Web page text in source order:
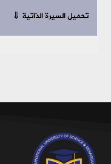
تحميل السيرة الذاتية ⇓